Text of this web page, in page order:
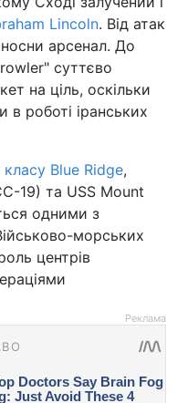
Lincoln. Від атак
арсенал. До
суттєво
на ціль, оскільки
роботі іранських
класу Blue Ridge,
19) та USS Mount
одними з
морських
центрів
Реклама